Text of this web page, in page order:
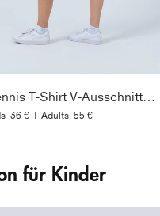
Tennis T-Shirt V-Ausschnitt Damen & Mädchen, petrol grün
36 € | Adults 55 €
für Kinder